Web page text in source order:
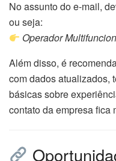
No assunto do e-mail,
ou seja:
Operador
Além disso, é
com dados atualizados,
básicas sobre
contato da empresa fica